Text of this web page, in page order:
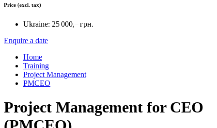
Price (excl. tax)
Ukraine: 25 000,– грн.
Enquire a date
Home
Training
Project Management
PMCEO
Project Management for CEO